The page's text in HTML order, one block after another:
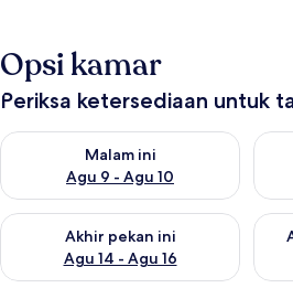
Opsi kamar
Periksa ketersediaan untuk
Malam ini
Agu 9 - Agu 10
Periksa ketersediaan untuk malam ini
Akhir pekan ini
Agu 14 - Agu 16
Periksa ketersediaan untuk akhir